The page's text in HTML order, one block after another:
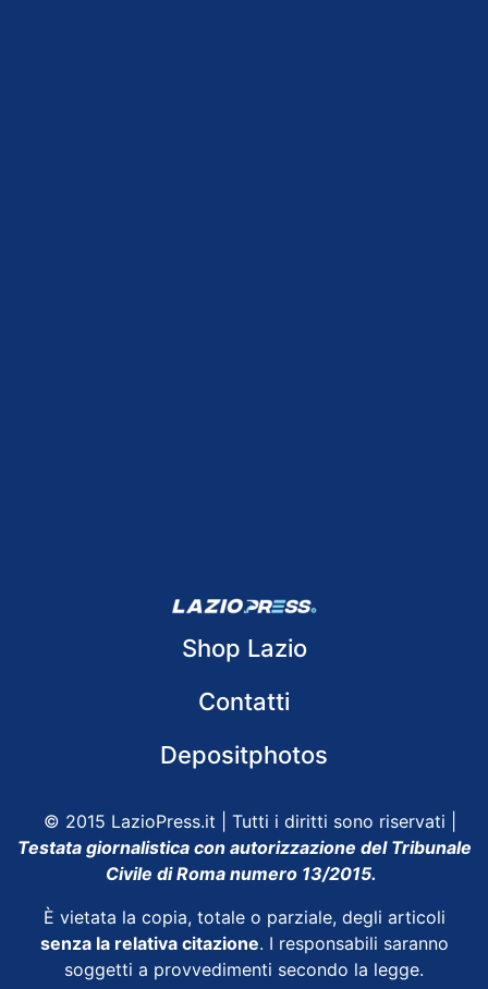
Shop Lazio
Contatti
Depositphotos
© 2015 LazioPress.it | Tutti i diritti sono riservati |
Testata giornalistica con autorizzazione del Tribunale
Civile di Roma numero 13/2015.
È vietata la copia, totale o parziale, degli articoli
senza la relativa citazione. I responsabili saranno
soggetti a provvedimenti secondo la legge.